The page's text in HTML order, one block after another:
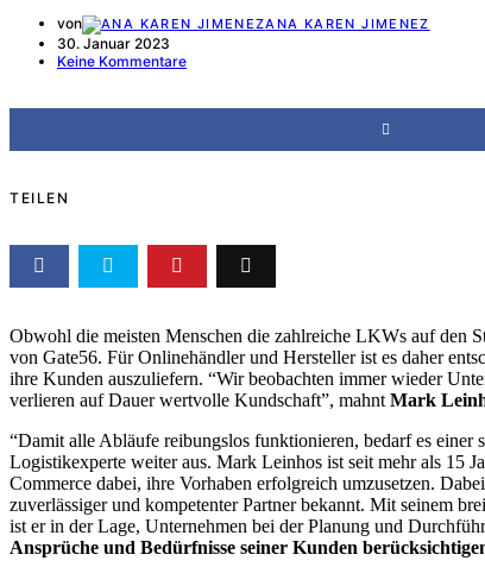
von ANA KAREN JIMENEZ
30. Januar 2023
Keine Kommentare
TEILEN
Obwohl die meisten Menschen die zahlreiche LKWs auf den
von Gate56. Für Onlinehändler und Hersteller ist es daher
ihre Kunden auszuliefern. “Wir beobachten immer wieder
verlieren auf Dauer wertvolle Kundschaft”, mahnt Mark
“Damit alle Abläufe reibungslos funktionieren, bedarf es
Logistikexperte weiter aus. Mark Leinhos ist seit mehr als 15
Commerce dabei, ihre Vorhaben erfolgreich umzusetzen.
zuverlässiger und kompetenter Partner bekannt. Mit seinem
ist er in der Lage, Unternehmen bei der Planung und
Ansprüche und Bedürfnisse seiner Kunden